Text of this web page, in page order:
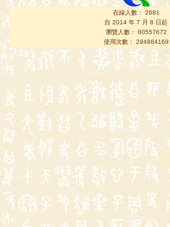
在線人數： 2681
自 2014 年 7 月 8 日起
瀏覽人數： 80557672
使用次數： 294864169